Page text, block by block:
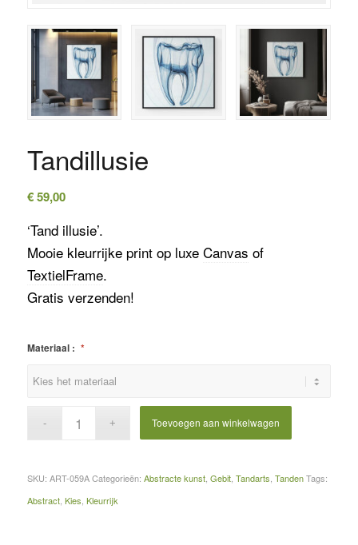
Tandillusie
€59,00
‘Tand illusie’.
Mooie kleurrijke print op luxe Canvas of
TextielFrame.
Gratis verzenden!
Materiaal : *
Toevoegen aan winkelwagen
SKU: ART-059A Categorieën: Abstracte kunst, Gebit, Tandarts Tanden Tags:
Abstract, Kies Kleurrijk